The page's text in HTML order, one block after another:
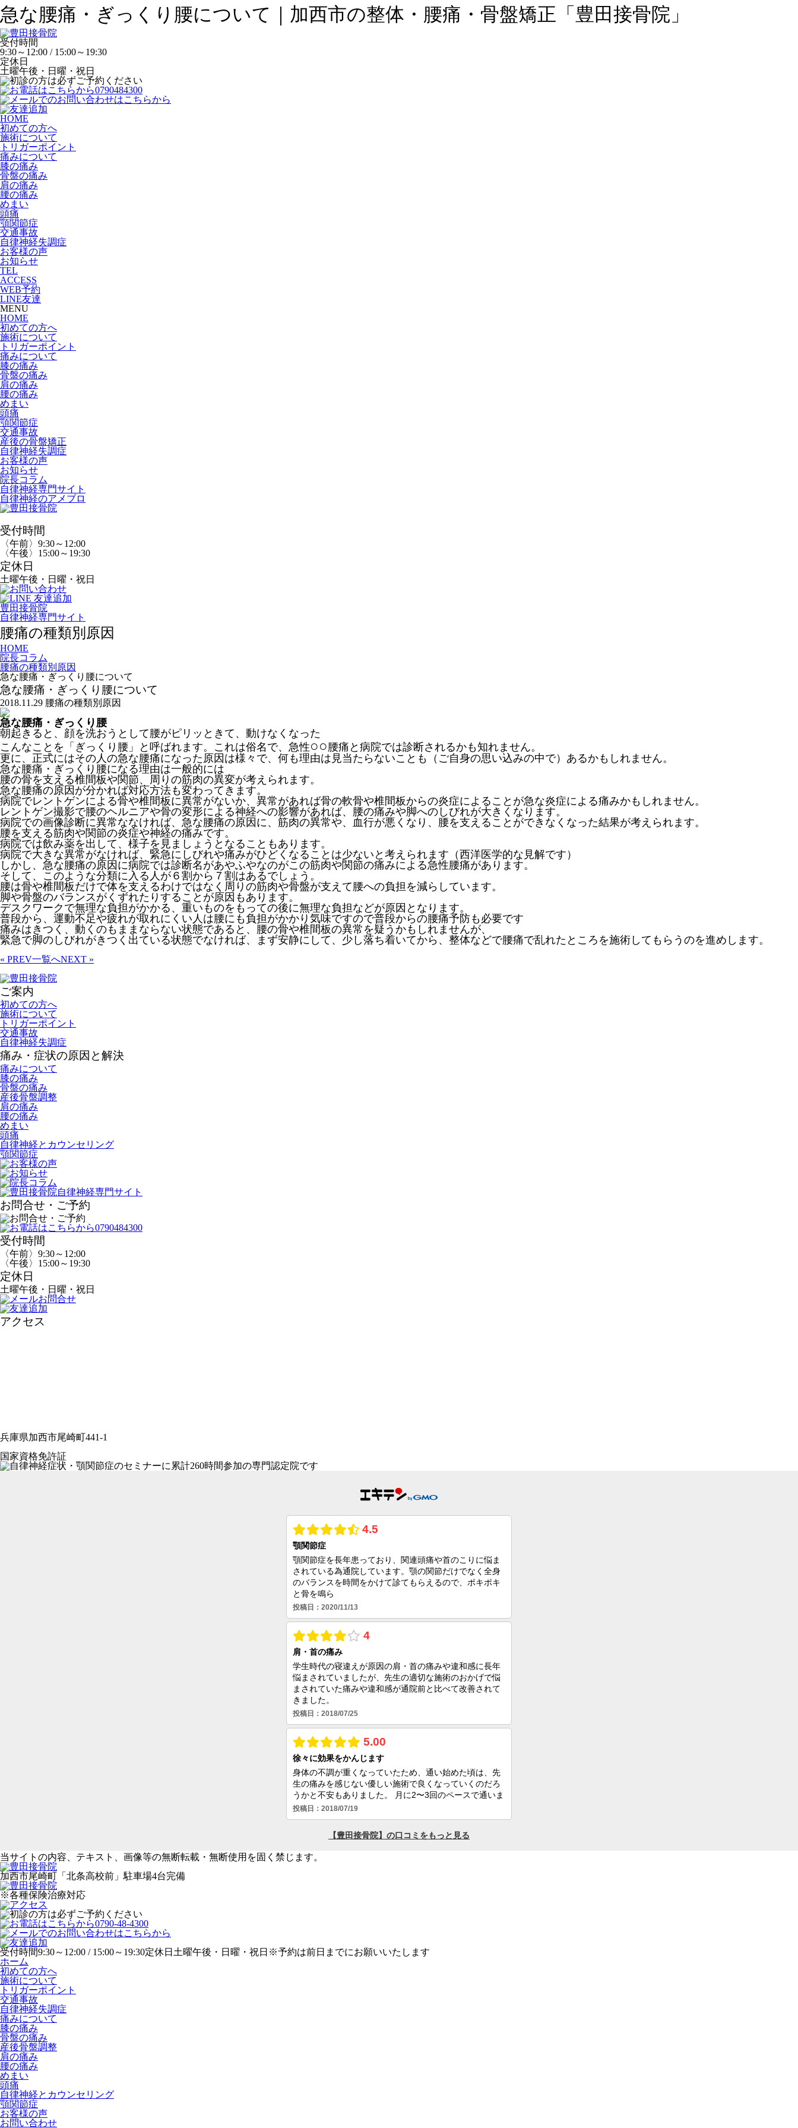
急な腰痛・ぎっくり腰について｜加西市の整体・腰痛・骨盤矯正「豊田接骨院」
受付時間
9:30～12:00 / 15:00～19:30
定休日
土曜午後・日曜・祝日
HOME
初めての方へ
施術について
トリガーポイント
痛みについて
膝の痛み
骨盤の痛み
肩の痛み
腰の痛み
めまい
頭痛
顎関節症
交通事故
自律神経失調症
お客様の声
お知らせ
TEL
ACCESS
WEB予約
LINE友達
MENU
HOME
初めての方へ
施術について
トリガーポイント
痛みについて
膝の痛み
骨盤の痛み
肩の痛み
腰の痛み
めまい
頭痛
顎関節症
交通事故
産後の骨盤矯正
自律神経失調症
お客様の声
お知らせ
院長コラム
自律神経専門サイト
自律神経のアメブロ
受付時間
〈午前〉9:30～12:00
〈午後〉15:00～19:30
定休日
土曜午後・日曜・祝日
豊田接骨院
自律神経専門サイト
腰痛の種類別原因
HOME
院長コラム
腰痛の種類別原因
急な腰痛・ぎっくり腰について
急な腰痛・ぎっくり腰について
2018.11.29 腰痛の種類別原因
急な腰痛・ぎっくり腰
朝起きると、顔を洗おうとして腰がピリッときて、動けなくなった
こんなことを「ぎっくり腰」と呼ばれます。これは俗名で、急性○○腰痛と病院では診断されるかも知れません。
更に、正式にはその人の急な腰痛になった原因は様々で、何も理由は見当たらないことも（ご自身の思い込みの中で）あるかもしれません。
急な腰痛・ぎっくり腰になる理由は一般的には
腰の骨を支える椎間板や関節、周りの筋肉の異変が考えられます。
急な腰痛の原因が分かれば対応方法も変わってきます。
病院でレントゲンによる骨や椎間板に異常がないか、異常があれば骨の軟骨や椎間板からの炎症によることが急な炎症による痛みかもしれません。
レントゲン撮影で腰のヘルニアや骨の変形による神経への影響があれば、腰の痛みや脚へのしびれが大きくなります。
病院での画像診断に異常ななければ、急な腰痛の原因に、筋肉の異常や、血行が悪くなり、腰を支えることができなくなった結果が考えられます。
腰を支える筋肉や関節の炎症や神経の痛みです。
病院では飲み薬を出して、様子を見ましょうとなることもあります。
病院で大きな異常がなければ、緊急にしびれや痛みがひどくなることは少ないと考えられます（西洋医学的な見解です）
しかし、急な腰痛の原因に病院では診断名があやふやなのがこの筋肉や関節の痛みによる急性腰痛があります。
そして、このような分類に入る人が６割から７割はあるでしょう。
腰は骨や椎間板だけで体を支えるわけではなく周りの筋肉や骨盤が支えて腰への負担を減らしています。
脚や骨盤のバランスがくずれたりすることが原因もあります。
デスクワークで無理な負担がかかる、重いものをもっての後に無理な負担などが原因となります。
普段から、運動不足や疲れが取れにくい人は腰にも負担がかかり気味ですので普段からの腰痛予防も必要です
痛みはきつく、動くのもままならない状態であると、腰の骨や椎間板の異常を疑うかもしれませんが、
緊急で脚のしびれがきつく出ている状態でなければ、まず安静にして、少し落ち着いてから、整体などで腰痛で乱れたところを施術してもらうのを進めします。
« PREV一覧へNEXT »
ご案内
初めての方へ
施術について
トリガーポイント
交通事故
自律神経失調症
痛み・症状の原因と解決
痛みについて
膝の痛み
骨盤の痛み
産後骨盤調整
肩の痛み
腰の痛み
めまい
頭痛
自律神経とカウンセリング
顎関節症
お問合せ・ご予約
受付時間
〈午前〉9:30～12:00
〈午後〉15:00～19:30
定休日
土曜午後・日曜・祝日
アクセス
兵庫県加西市尾崎町441-1
国家資格免許証
当サイトの内容、テキスト、画像等の無断転載・無断使用を固く禁じます。
加西市尾崎町「北条高校前」駐車場4台完備
※各種保険治療対応
受付時間9:30～12:00 / 15:00～19:30定休日 土曜午後・日曜・祝日 ※予約は前日までにお願いいたします
ホーム
初めての方へ
施術について
トリガーポイント
交通事故
自律神経失調症
痛みについて
膝の痛み
骨盤の痛み
産後骨盤調整
肩の痛み
腰の痛み
めまい
頭痛
自律神経とカウンセリング
顎関節症
お客様の声
お問い合わせ